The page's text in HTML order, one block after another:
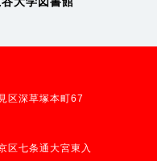
区深草塚本町67
区七条通大宮東入